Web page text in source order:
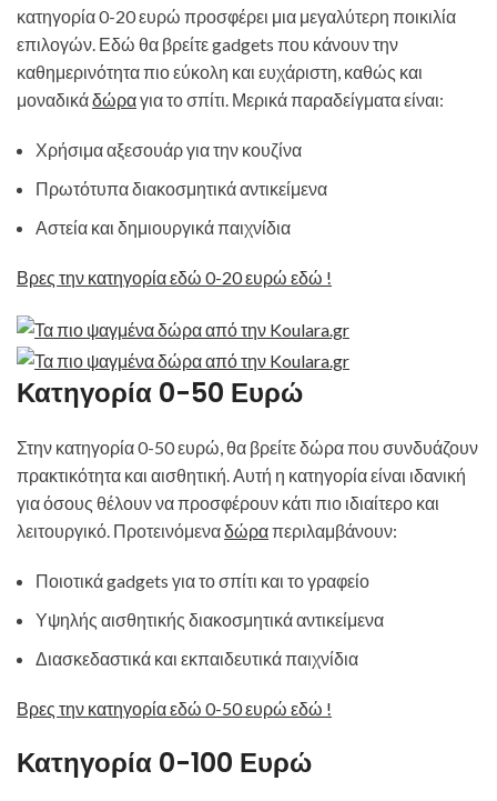
κατηγορία 0-20 ευρώ προσφέρει μια μεγαλύτερη ποικιλία
επιλογών. Εδώ θα βρείτε gadgets που κάνουν την
καθημερινότητα πιο εύκολη και ευχάριστη, καθώς και
μοναδικάδώραγια το σπίτι. Μερικά παραδείγματα είναι:
Χρήσιμα αξεσουάρ για την κουζίνα
Πρωτότυπα διακοσμητικά αντικείμενα
Αστεία και δημιουργικά παιχνίδια
Βρες την κατηγορία εδώ 0-20 ευρώ εδώ !
Κατηγορία 0-50 Ευρώ
Στην κατηγορία 0-50 ευρώ, θα βρείτε δώρα που συνδυάζουν
πρακτικότητα και αισθητική. Αυτή η κατηγορία είναι ιδανική
για όσους θέλουν να προσφέρουν κάτι πιο ιδιαίτερο και
λειτουργικό. Προτεινόμεναδώραπεριλαμβάνουν:
Ποιοτικά gadgets για το σπίτι και το γραφείο
Υψηλής αισθητικής διακοσμητικά αντικείμενα
Διασκεδαστικά και εκπαιδευτικά παιχνίδια
Βρες την κατηγορία εδώ 0-50 ευρώ εδώ !
Κατηγορία 0-100 Ευρώ